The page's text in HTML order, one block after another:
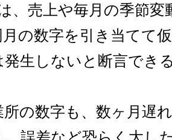
、売上や毎月の季節変
の数字を引き当てて
生しないと断言でき
の数字も、数ヶ月遅